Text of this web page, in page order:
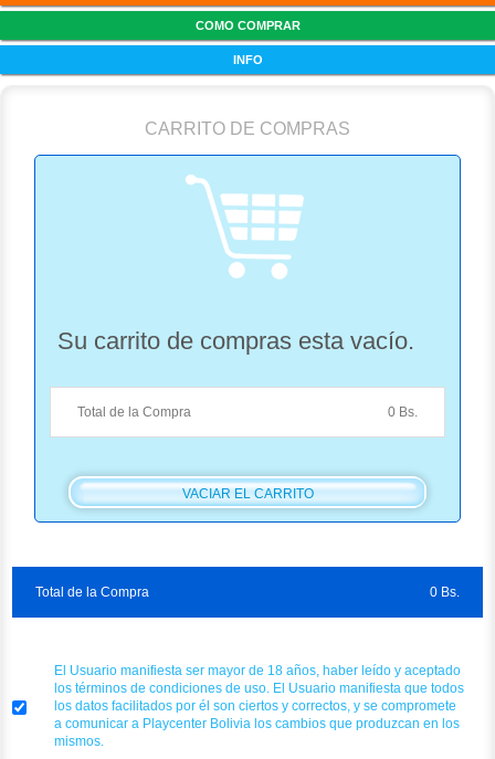
COMO COMPRAR
INFO
CARRITO DE COMPRAS
Su carrito de compras esta vacío.
Total de la Compra 0 Bs.
VACIAR EL CARRITO
Total de la Compra 0 Bs.
El Usuario manifiesta ser mayor de 18 años, haber leído y aceptado
los términos de condiciones de uso. El Usuario manifiesta que todos
los datos facilitados por él son ciertos y correctos, y se compromete
a comunicar a Playcenter Bolivia los cambios que produzcan en los
mismos.